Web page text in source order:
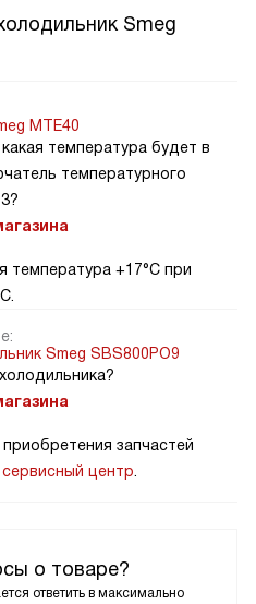
Smeg
о товаре?
ответить в максимально
MTE40
температура будет в
температурного
температура +17°C при
Smeg SBS800PO9
запчастей
сервисный центр